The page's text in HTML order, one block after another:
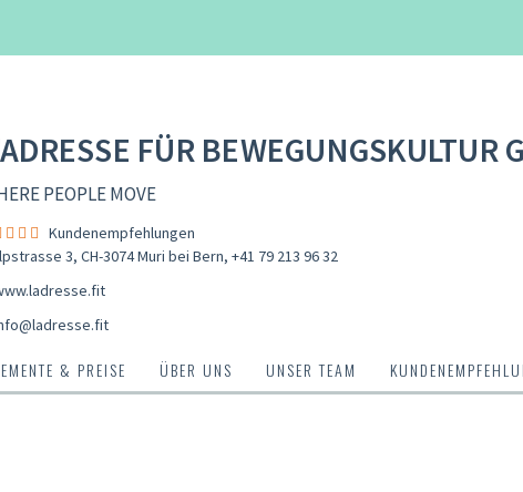
FÜR BEWEGUNGSKULTUR
PEOPLE MOVE
Kundenempfehlungen
3, CH-3074 Muri bei Bern, +41 79 213 96 32
& PREISE ÜBER UNS UNSER TEAM